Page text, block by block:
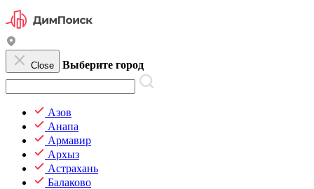
Close Выберите город
Азов
Анапа
Армавир
Архыз
Астрахань
Балаково